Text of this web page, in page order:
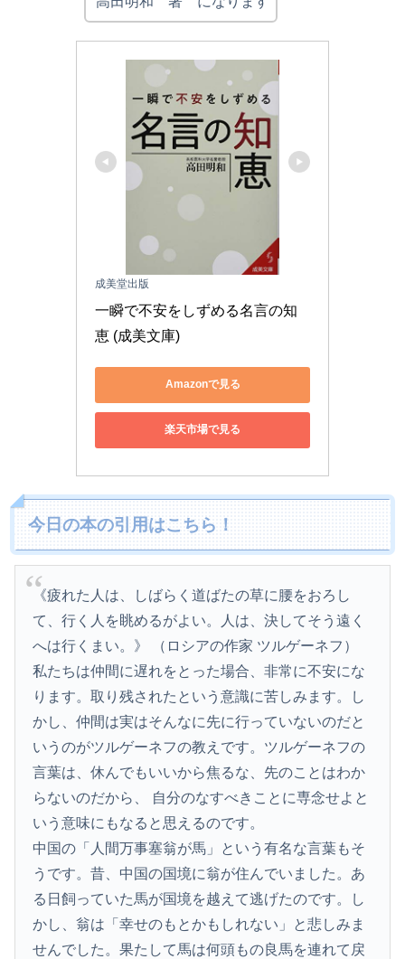
成美堂出版
一瞬で不安をしずめる名言の知
恵 (成美文庫)
Amazonで見る
楽天市場で見る
今日の本の引用はこちら！
《疲れた人は、しばらく道ばたの草に腰をおろし
て、行く人を眺めるがよい。人は、決してそう遠く
へは行くまい。》 （ロシアの作家 ツルゲーネフ）
私たちは仲間に遅れをとった場合、非常に不安にな
ります。取り残されたという意識に苦しみます。し
かし、仲間は実はそんなに先に行っていないのだと
いうのがツルゲーネフの教えです。ツルゲーネフの
言葉は、休んでもいいから焦るな、先のことはわか
らないのだから、 自分のなすべきことに専念せよと
いう意味にもなると思えるのです。
中国の「人間万事塞翁が馬」という有名な言葉もそ
うです。昔、中国の国境に翁が住んでいました。あ
る日飼っていた馬が国境を越えて逃げたのです。し
かし、翁は「幸せのもとかもしれない」と悲しみま
せんでした。果たして馬は何頭もの良馬を連れて戻